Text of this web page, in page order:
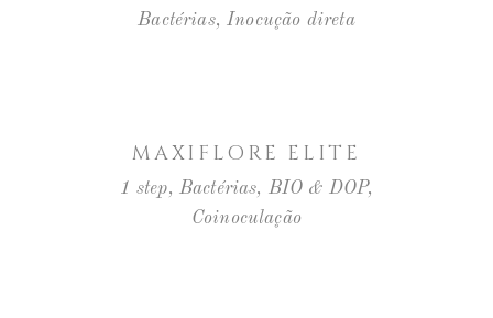
Bactérias,Inocução direta
MAXIFLORE ELITE
1 step, Bactérias, BIO & DOP,
Coinoculação